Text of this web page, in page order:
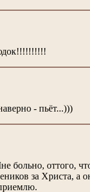
- пьёт...)))
больно, оттого,
за Христа, а